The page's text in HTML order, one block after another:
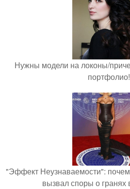
Нужны модели на локоны/
портфолио!
"Эффект Неузнаваемости":
вызвал споры о гранях